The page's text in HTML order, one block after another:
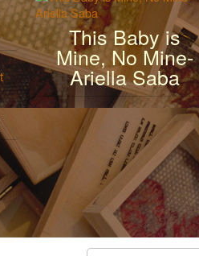
This Baby is
Mine, No Mine-
Ariella Saba